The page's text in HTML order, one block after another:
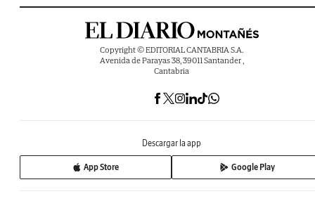
Copyright © EDITORIAL CANTABRIA S.A.
Avenida de Parayas 38, 39011 Santander ,
Cantabria
Descargar la app
App Store Google Play